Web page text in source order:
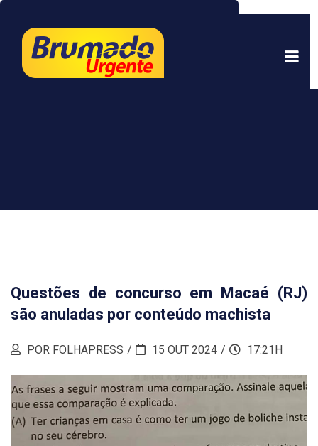
experiência. Ao continuar a navegar, você está
de acordo com isso.Saber mais.
Questões de concurso em Macaé (RJ)
são anuladas por conteúdo machista
POR FOLHAPRESS 15 OUT 2024 17:21H